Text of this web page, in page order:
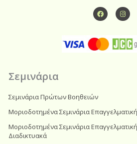
F
a
c
o
o
k
I
n
s
g
r
a
Σεμινάρια
Σεμινάρια Πρώτων Βοηθειών
Μοριοδοτημένα Σεμινάρια
Μοριοδοτημένα Σεμινάρια
Διαδικτυακά